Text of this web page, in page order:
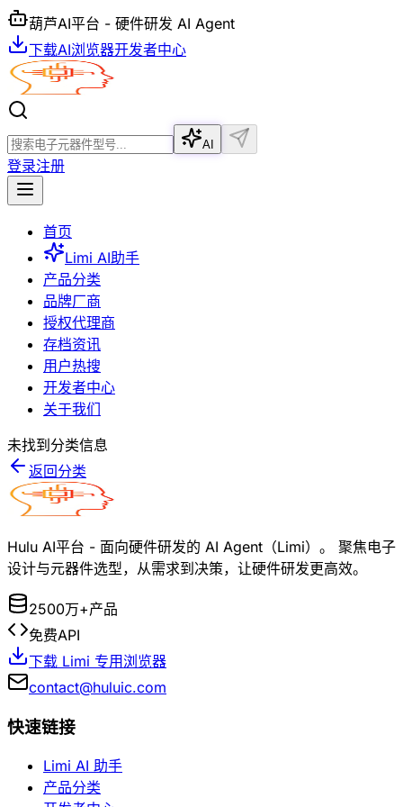
葫芦AI平台 - 硬件研发 AI Agent
下载AI浏览器开发者中心
AI
登录注册
首页
Limi AI助手
产品分类
品牌厂商
授权代理商
存档资讯
用户热搜
开发者中心
关于我们
未找到分类信息
返回分类
Hulu AI平台 - 面向硬件研发的 AI Agent（Limi）。 聚焦电子
设计与元器件选型，从需求到决策，让硬件研发更高效。
2500万+产品
免费API
下载 Limi 专用浏览器
contact@huluic.com
快速链接
Limi AI 助手
产品分类